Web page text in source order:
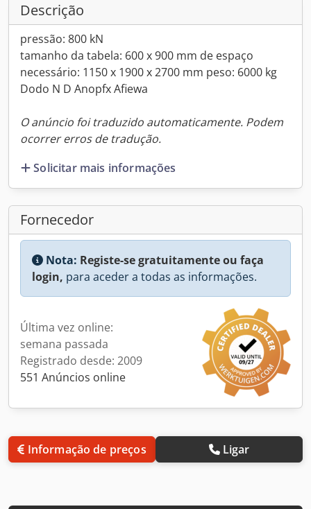
Descrição
pressão: 800 kN
tamanho da tabela: 600 x 900 mm de espaço
necessário: 1150 x 1900 x 2700 mm peso: 6000 kg
Dodo N D Anopfx Afiewa
O anúncio foi traduzido automaticamente. Podem
ocorrer erros de tradução.
Solicitar mais informações
Fornecedor
Nota: Registe-se gratuitamente ou faça
login, para aceder a todas as informações.
Última vez online:
semana passada
Registrado desde: 2009
551 Anúncios online
Informação de preços Ligar